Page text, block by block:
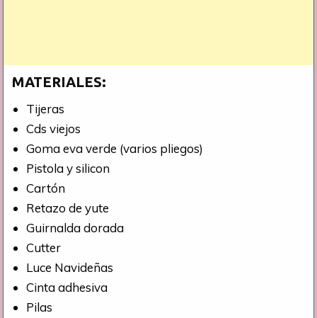
MATERIALES:
Tijeras
Cds viejos
Goma eva verde (varios pliegos)
Pistola y silicon
Cartón
Retazo de yute
Guirnalda dorada
Cutter
Luce Navideñas
Cinta adhesiva
Pilas